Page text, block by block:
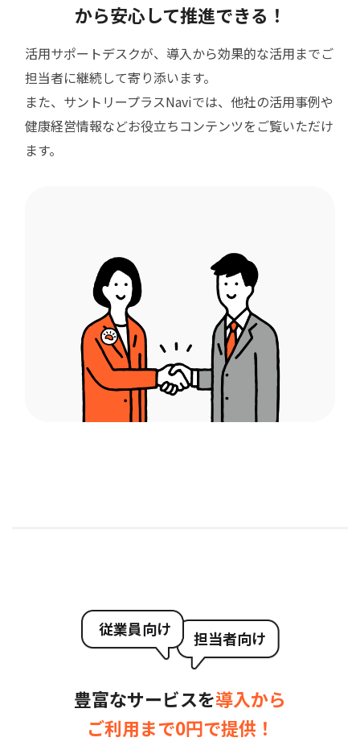
から安心して推進できる！
活用サポートデスクが、導入から効果的な活用までご
担当者に継続して寄り添います。
また、サントリープラスNaviでは、他社の活用事例や
健康経営情報などお役立ちコンテンツをご覧いただけ
ます。
従業員向け 担当者向け
豊富なサービスを導入から
ご利用まで0円で提供！